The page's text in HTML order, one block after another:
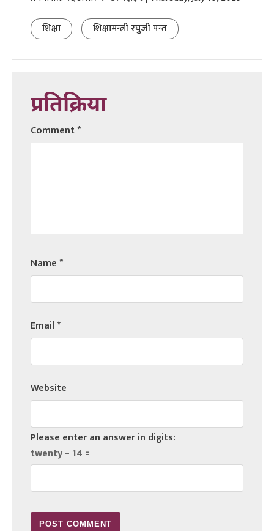
शिक्षा
शिक्षामन्त्री रघुजी पन्त
प्रतिक्रिया
Comment*
Name*
Email*
Website
Please enter an answer in digits:
twenty − 14 =